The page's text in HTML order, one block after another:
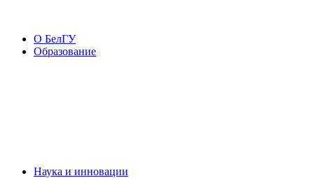
О БелГУ
Образование
Наука и инновации